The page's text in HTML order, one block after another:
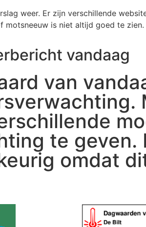
weer. Er zijn verschillende
motsneeuw is niet altijd goed te zien.
vandaag
van
te geven.
omdat